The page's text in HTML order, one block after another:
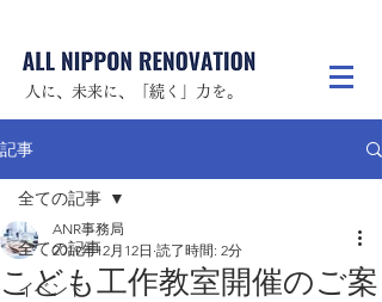
人に、未来に、「続く」力を。
記事
全ての記事
イベント
全ての記事
こども工作教室開催のご案
ANR事務局
2019年12月12日 読了時間: 2分